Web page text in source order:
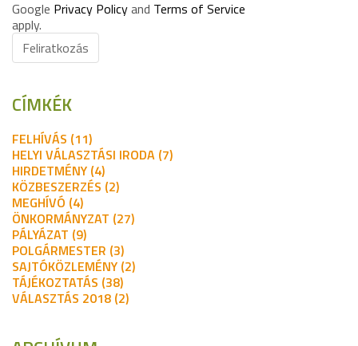
Google Privacy Policyand Terms of Service
apply.
Feliratkozás
CÍMKÉK
FELHÍVÁS (11)
HELYI VÁLASZTÁSI IRODA (7)
HIRDETMÉNY (4)
KÖZBESZERZÉS (2)
MEGHÍVÓ (4)
ÖNKORMÁNYZAT (27)
PÁLYÁZAT (9)
POLGÁRMESTER (3)
SAJTÓKÖZLEMÉNY (2)
TÁJÉKOZTATÁS (38)
VÁLASZTÁS 2018 (2)